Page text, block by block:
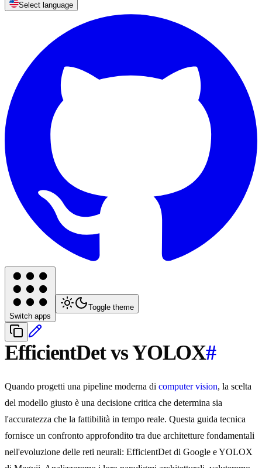
Select language
Switch apps
Toggle theme
EfficientDet vs YOLOX#
Quando progetti una pipeline moderna di computer vision, la scelta
del modello giusto è una decisione critica che determina sia
l'accuratezza che la fattibilità in tempo reale. Questa guida tecnica
fornisce un confronto approfondito tra due architetture fondamentali
nell'evoluzione delle reti neurali: EfficientDet di Google e YOLOX